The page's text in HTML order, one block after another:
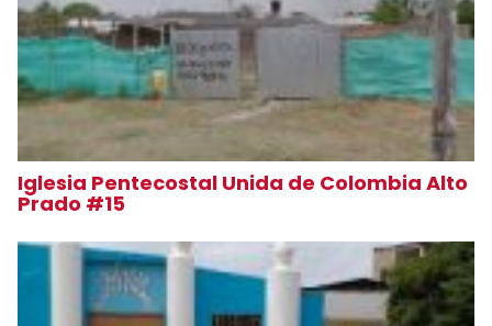
Iglesia Pentecostal Unida de Colombia Alto
Prado #15